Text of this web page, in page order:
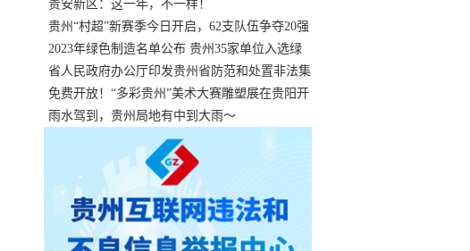
两减三免”！
贵安新区：这一年，不一样！
贵州“村超”新赛季今日开启，62支队伍争夺20强
名额
2023年绿色制造名单公布 贵州35家单位入选绿
色工厂
省人民政府办公厅印发贵州省防范和处置非法集
资工作实施细则
免费开放！“多彩贵州”美术大赛雕塑展在贵阳开
展，持续至1月19日
雨水驾到，贵州局地有中到大雨～